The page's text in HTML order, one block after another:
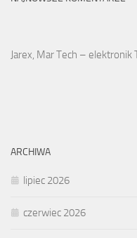
Jarex, Mar Tech – elektronik
ARCHIWA
lipiec 2026
czerwiec 2026